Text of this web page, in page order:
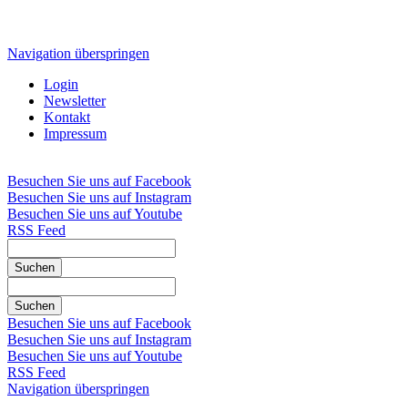
Navigation überspringen
Login
Newsletter
Kontakt
Impressum
Besuchen Sie uns auf Facebook
Besuchen Sie uns auf Instagram
Besuchen Sie uns auf Youtube
RSS Feed
Suchen
Suchen
Besuchen Sie uns auf Facebook
Besuchen Sie uns auf Instagram
Besuchen Sie uns auf Youtube
RSS Feed
Navigation überspringen